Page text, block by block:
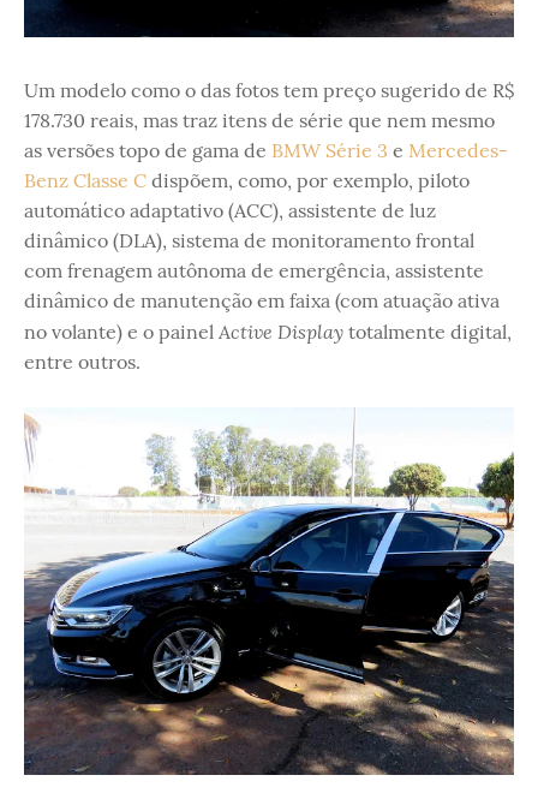
Um modelo como o das fotos tem preço sugerido de R$
178.730 reais, mas traz itens de série que nem mesmo
as versões topo de gama de BMW Série 3 e Mercedes-
Benz Classe C dispõem, como, por exemplo, piloto
automático adaptativo (ACC), assistente de luz
dinâmico (DLA), sistema de monitoramento frontal
com frenagem autônoma de emergência, assistente
dinâmico de manutenção em faixa (com atuação ativa
no volante) e o painel Active Display totalmente digital,
entre outros.